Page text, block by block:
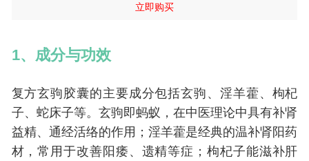
足、风寒痹阻症引起的关节疼痛、肿胀症状
立即购买
1、成分与功效
复方玄驹胶囊的主要成分包括玄驹、淫羊藿、枸杞
子、蛇床子等。玄驹即蚂蚁，在中医理论中具有补肾
益精、通经活络的作用；淫羊藿是经典的温补肾阳药
材，常用于改善阳痿、遗精等症；枸杞子能滋补肝